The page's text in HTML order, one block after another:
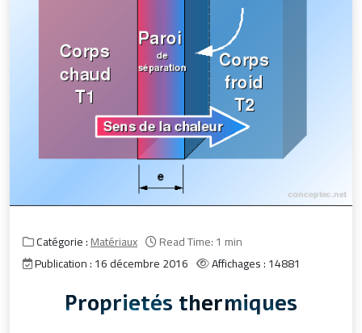
Catégorie :Matériaux
Read Time: 1 min
Publication : 16 décembre 2016
Affichages : 14881
Proprietés thermiques